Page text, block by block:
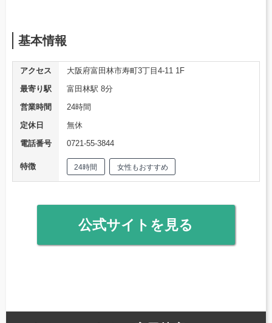
基本情報
アクセス
大阪府富田林市寿町3丁目4-11 1F
最寄り駅
富田林駅 8分
営業時間
24時間
定休日
無休
電話番号
0721-55-3844
特徴 24時間 女性もおすすめ
公式サイトを見る